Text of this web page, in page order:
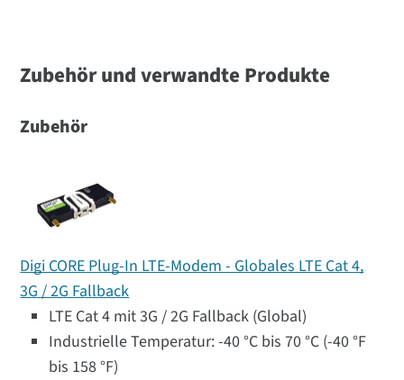
Zubehör und verwandte Produkte
Zubehör
Digi CORE Plug-In LTE-Modem - Globales LTE Cat 4,
3G / 2G Fallback
LTE Cat 4 mit 3G / 2G Fallback (Global)
Industrielle Temperatur: -40 °C bis 70 °C (-40 °F
bis 158 °F)